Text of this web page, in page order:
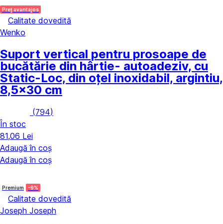
Preț avantajos
Calitate dovedită
Wenko
Suport vertical pentru prosoape de
bucătărie din hârtie- autoadeziv, cu
Static-Loc, din oțel inoxidabil, argintiu,
8,5x30 cm
(794)
În stoc
81,06 Lei
Adaugă în coș
Adaugă în coș
Premium -9%
Calitate dovedită
Joseph Joseph